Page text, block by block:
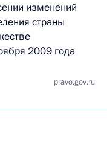
изменений
страны
2009 года
pravo.gov.ru